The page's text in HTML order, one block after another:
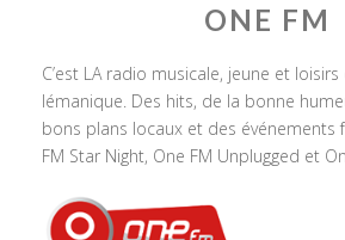
ONE FM
C’est LA radio musicale, jeune et
lémanique. Des hits, de la bonne
bons plans locaux et des événements
FM Star Night, One FM Unplugged et